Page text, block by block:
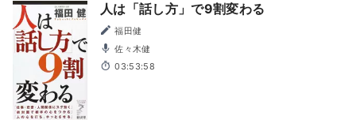
人は「話し方」で9割変わる
福田健
佐々木健
03:53:58